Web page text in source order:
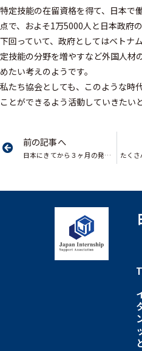
特定技能の在留資格を得て、日本で
点で、およそ1万5000人と日本政府
下回っていて、政府としてはベトナ
定技能の分野を増やすなど外国人材
めたい考えのようです。
私たち協会としても、このような時
ことができるよう活動していきたい
前の記事へ
日本にきてから３ヶ月の発表会をいたしました